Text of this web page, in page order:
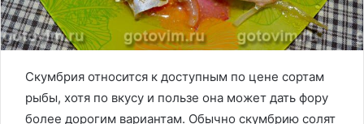
Скумбрия относится к доступным по цене сортам
рыбы, хотя по вкусу и пользе она может дать фору
более дорогим вариантам. Обычно скумбрию солят